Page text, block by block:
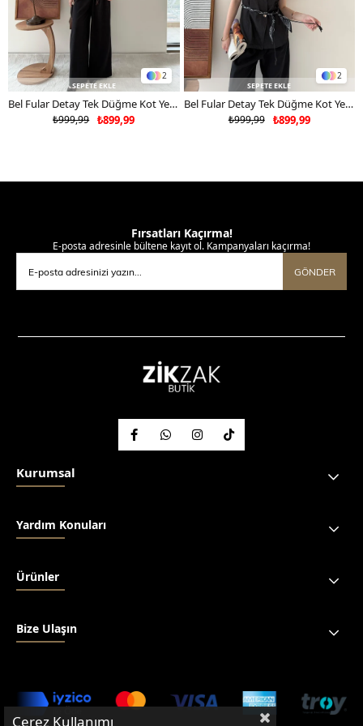
2
SEPETE EKLE
Bel Fular Detay Tek Düğme Kot Yelek Kahverengi 2183
₺899,99
₺999,99
2
SEPETE EKLE
Bel Fular Detay Tek Düğme Kot Yelek Siyah 2183
₺899,99
₺999,99
Fırsatları Kaçırma!
E-posta adresinle bültene kayıt ol. Kampanyaları kaçırma!
GÖNDER
Kurumsal
Yardım Konuları
Ürünler
Bize Ulaşın
Çerez Kullanımı